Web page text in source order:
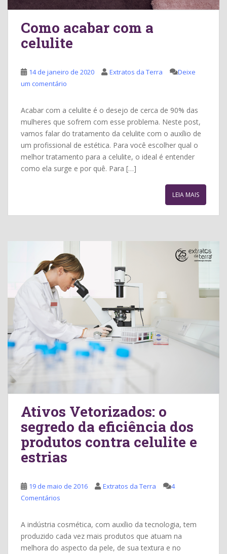
Como acabar com a
celulite
14 de janeiro de 2020 Extratos da Terra
Deixe
um comentário
Acabar com a celulite é o desejo de cerca de 90% das
mulheres que sofrem com esse problema. Neste post,
vamos falar do tratamento da celulite com o auxílio de
um profissional de estética. Para você escolher qual o
melhor tratamento para a celulite, o ideal é entender
como ela surge e por quê. Para […]
LEIA MAIS
Ativos Vetorizados: o
segredo da eficiência dos
produtos contra celulite e
estrias
19 de maio de 2016 Extratos da Terra
4
Comentários
A indústria cosmética, com auxílio da tecnologia, tem
produzido cada vez mais produtos que atuam na
melhora do aspecto da pele, de sua textura e no